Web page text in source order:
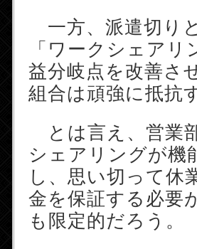
一方、派遣切り
「ワークシェア
益分岐点を改善さ
組合は頑強に抵抗
とは言え、営業
シェアリングが機
し、思い切って休
金を保証する必要
も限定的だろう。